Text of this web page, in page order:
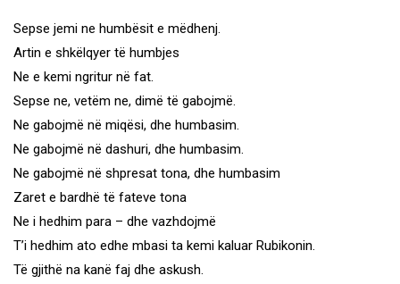
Sepse jemi ne humbësit e mëdhenj.
Artin e shkëlqyer të humbjes
Ne e kemi ngritur në fat.
Sepse ne, vetëm ne, dimë të gabojmë.
Ne gabojmë në miqësi, dhe humbasim.
Ne gabojmë në dashuri, dhe humbasim.
Ne gabojmë në shpresat tona, dhe humbasim
Zaret e bardhë të fateve tona
Ne i hedhim para – dhe vazhdojmë
T’i hedhim ato edhe mbasi ta kemi kaluar Rubikonin.
Të gjithë na kanë faj dhe askush.